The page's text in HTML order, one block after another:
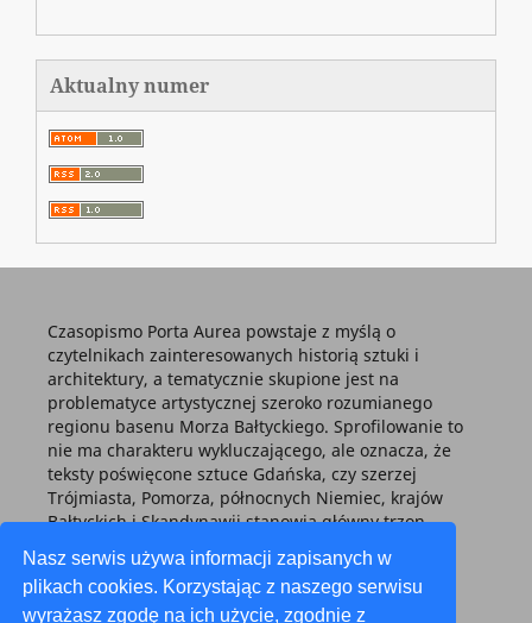
Nasz serwis używa informacji zapisanych w
plikach cookies. Korzystając z naszego serwisu
wyrażasz zgodę na ich użycie, zgodnie z
Aktualny numer
Czasopismo Porta Aurea powstaje z myślą o
czytelnikach zainteresowanych historią sztuki i
architektury, a tematycznie skupione jest na
problematyce artystycznej szeroko rozumianego
regionu basenu Morza Bałtyckiego. Sprofilowanie to
nie ma charakteru wykluczającego, ale oznacza, że
teksty poświęcone sztuce Gdańska, czy szerzej
Trójmiasta, Pomorza, północnych Niemiec, krajów
Bałtyckich i Skandynawii stanowią główny trzon